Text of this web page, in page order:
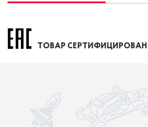
ТОВАР СЕРТИФИЦИРОВАН